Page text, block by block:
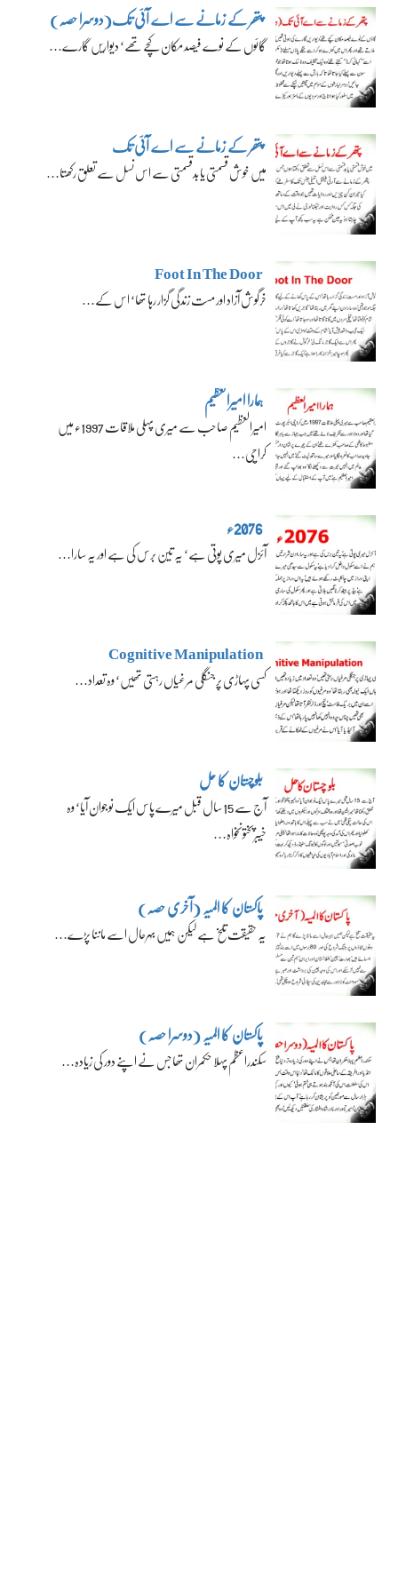
پتھر کے زمانے سے اے آئی تک(دوسرا حصہ)
گائوں کے نوے فیصد مکان کچے تھے‘ دیواریں گارے…
پتھر کے زمانے سے اے آئی تک
میں خوش قسمتی یا بدقسمتی سے اس نسل سے تعلق رکھتا…
Foot In The Door
خرگوش آزاد اور مست زندگی گزار رہا تھا‘ اس کے…
ہمارا امیرالعظیم
امیرالعظیم صاحب سے میری پہلی ملاقات 1997ء میں
کراچی…
2076ء
آئزل میری پوتی ہے‘ یہ تین برس کی ہے اور یہ سارا…
Cognitive Manipulation
کسی پہاڑی پر جنگلی مرغیاں رہتی تھیں‘ وہ تعداد…
بلوچستان کا حل
آج سے 15 سال قبل میرے پاس ایک نوجوان آیا‘ وہ
خیبرپختونخواہ…
پاکستان کا المیہ (آخری حصہ)
یہ حقیقت تلخ ہے لیکن ہمیں بہرحال اسے ماننا پڑے…
پاکستان کا المیہ (دوسرا حصہ)
سکندراعظم پہلا حکمران تھا جس نے اپنے دور کی زیادہ…